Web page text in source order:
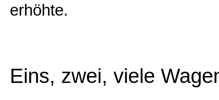
erhöhte.
Eins, zwei, viele